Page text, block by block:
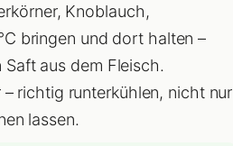
Knoblauch,
bringen und dort halten –
aus dem Fleisch.
richtig runterkühlen, nicht nur
lassen.